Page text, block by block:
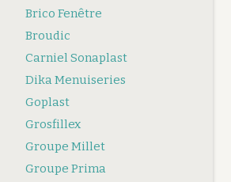
Brico Fenêtre
Broudic
Carniel Sonaplast
Dika Menuiseries
Goplast
Grosfillex
Groupe Millet
Groupe Prima